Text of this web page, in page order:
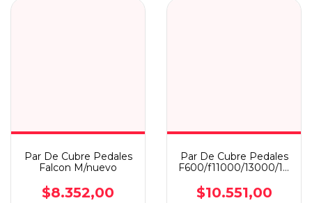
Par De Cubre Pedales
Falcon M/nuevo
$8.352,00
Par De Cubre Pedales
F600/f11000/13000/14000
$10.551,00